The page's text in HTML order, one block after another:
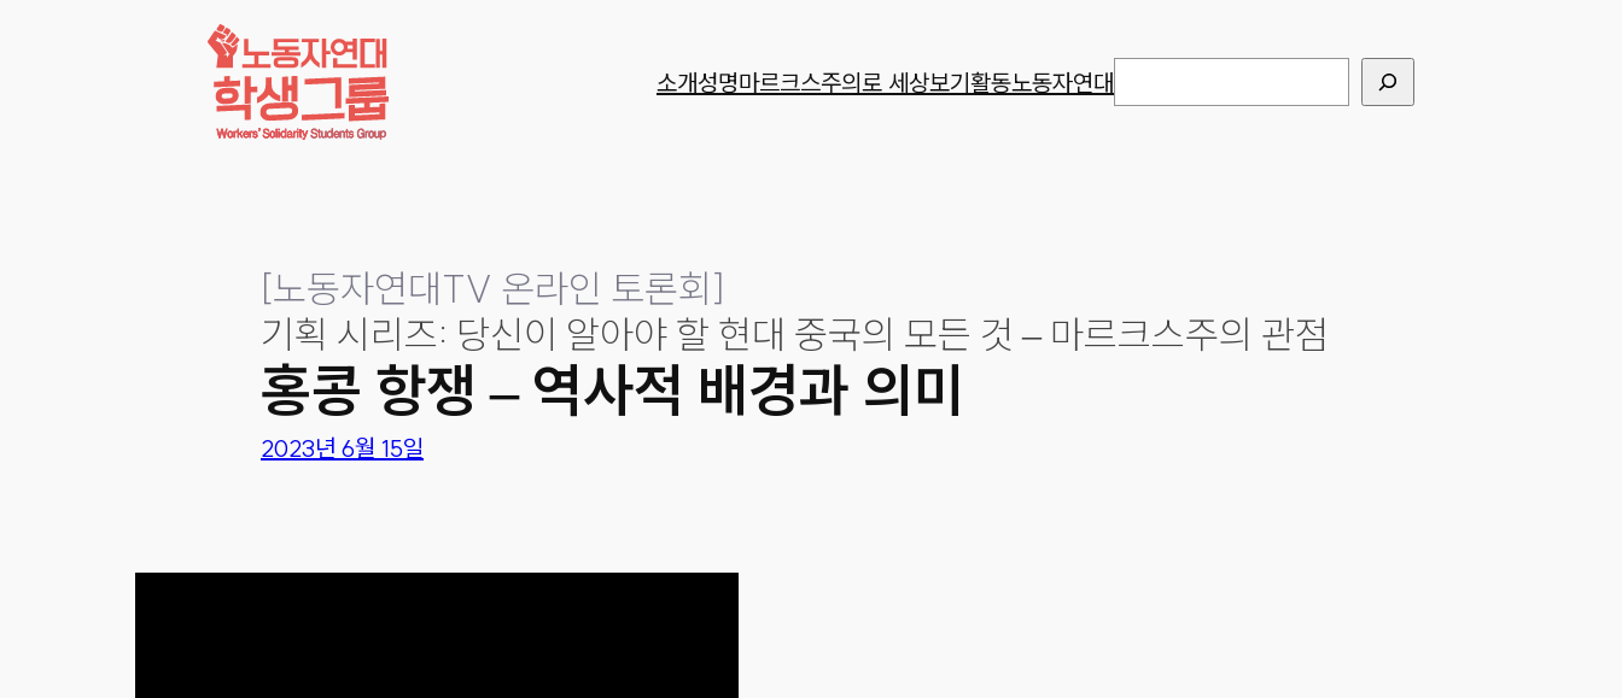
소개성명마르크스주의로 세상보기활동노동자연대
[노동자연대TV 온라인 토론회]
기획 시리즈: 당신이 알아야 할 현대 중국의 모든 것 – 마르크스주의 관점
홍콩 항쟁 – 역사적 배경과 의미
2023년 6월 15일